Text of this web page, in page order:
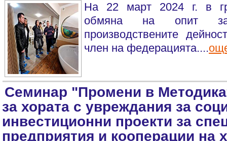
На 22 март 2024 г. в
обмяна на опит
производствените
член на федерацията....
Семинар "Промени в
за хората с увреждания за
инвестиционни проекти за
предприятия и кооперации на